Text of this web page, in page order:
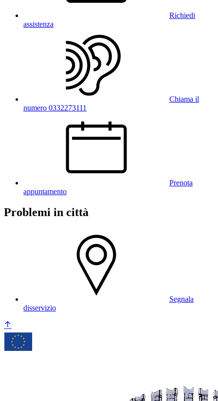
Richiedi
assistenza
Chiama il
numero 0332273111
Prenota
appuntamento
Problemi in città
Segnala
disservizio